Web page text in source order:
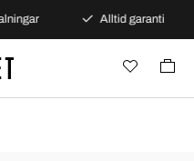
Alltid garanti